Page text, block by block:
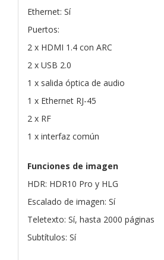
Ethernet: Sí
Puertos:
2 x HDMI 1.4 con ARC
2 x USB 2.0
1 x salida óptica de audio
1 x Ethernet RJ-45
2 x RF
1 x interfaz común
Funciones de imagen
HDR: HDR10 Pro y HLG
Escalado de imagen: Sí
Teletexto: Sí, hasta 2000 páginas
Subtítulos: Sí